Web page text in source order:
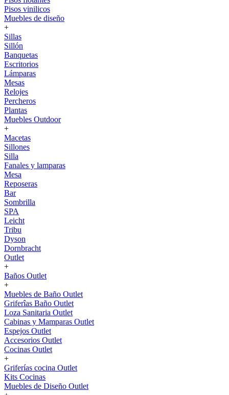
Pisos vinilicos
Muebles de diseño
+
Sillas
Sillón
Banquetas
Escritorios
Lámparas
Mesas
Relojes
Percheros
Plantas
Muebles Outdoor
+
Macetas
Sillones
Silla
Fanales y lamparas
Mesa
Reposeras
Bar
Sombrilla
SPA
Leicht
Tribu
Dyson
Dornbracht
Outlet
+
Baños Outlet
+
Muebles de Baño Outlet
Griferîas Baño Outlet
Loza Sanitaria Outlet
Cabinas y Mamparas Outlet
Espejos Outlet
Accesorios Outlet
Cocinas Outlet
+
Griferías cocina Outlet
Kits Cocinas
Muebles de Diseño Outlet